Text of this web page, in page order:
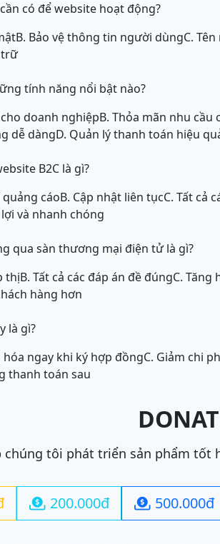
có để website hoạt động?
B. Bảo vệ thông tin người dùngC.
trữ
tính năng nổi bật nào?
doanh nghiệpB. Thỏa mãn nhu cầu
dễ dàngD. Quản lý thanh toán hiệu
B2C là gì?
cáoB. Cập nhật liên tụcC. Tất cả
và nhanh chóng
qua sàn thương mại điện tử là gì?
thịB. Tất cả các đáp án đề đúngC. Tăng
hàng hơn
là gì?
hóa ngay khi ký hợp đồngC. Giảm chi
thanh toán sau
chúng tôi phát triển sản phẩm tốt
 200.000đ  500.000đ